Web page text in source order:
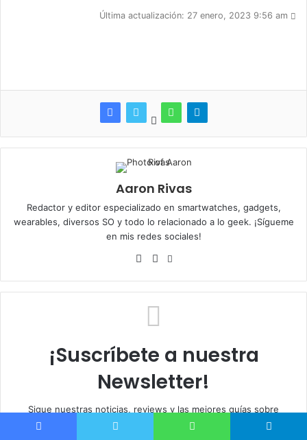
Última actualización: 27 enero, 2023 9:56 am
Aaron Rivas
Redactor y editor especializado en smartwatches, gadgets,
wearables, diversos SO y todo lo relacionado a lo geek. ¡Sígueme
en mis redes sociales!
F
c
e
b
o
k
T
i
r a
m
¡Suscríbete a nuestra
Newsletter!
Sigue nuestras noticias, reviews y las mejores guías sobre
smartwatches, pulseras de actividad y otros wearables a través